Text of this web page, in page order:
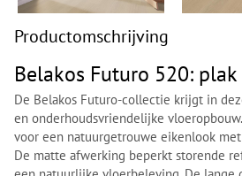
Productomschrijving
Belakos Futuro 520: plak
De Belakos Futuro-collectie krijgt in
en onderhoudsvriendelijke
voor een natuurgetrouwe eikenlook
De matte afwerking beperkt storende